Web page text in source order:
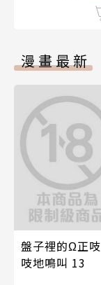
漫畫最新
盤子裡的Ω正吱
吱地鳴叫 13